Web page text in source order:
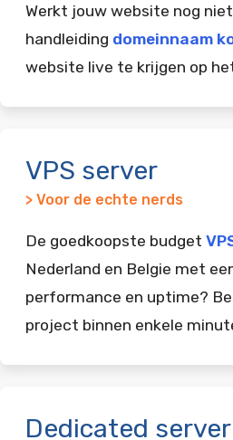
Werkt jouw website nog
handleiding domeinnaam
website live te krijgen op
VPS server
> Voor de echte nerds
De goedkoopste budget
Nederland en Belgie met
performance en uptime?
project binnen enkele
Dedicated server